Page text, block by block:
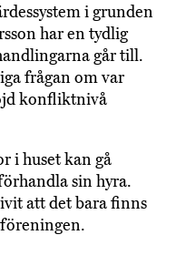
i grunden
har en tydlig
går till.
frågan om var
konfliktnivå
i huset kan gå
sin hyra.
att det bara finns